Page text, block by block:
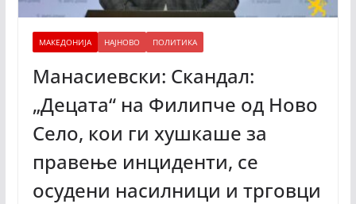
МАКЕДОНИЈА НАЈНОВО ПОЛИТИКА
Манасиевски: Скандал:
„Децата“ на Филипче од Ново
Село, кои ги хушкаше за
правење инциденти, се
осудени насилници и трговци